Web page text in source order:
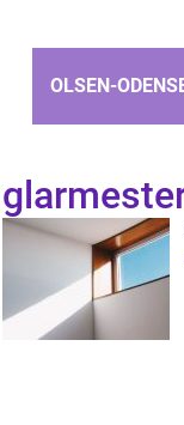
OLSEN-